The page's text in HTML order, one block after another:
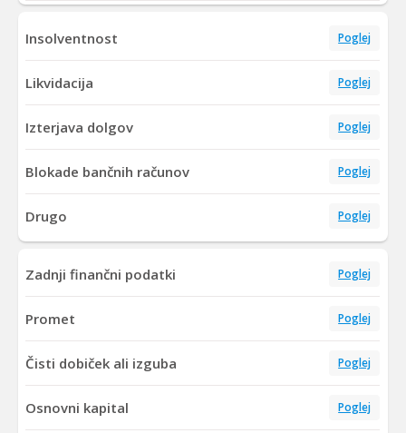
Insolventnost Poglej
Likvidacija Poglej
Izterjava dolgov Poglej
Blokade bančnih računov Poglej
Drugo Poglej
Zadnji finančni podatki Poglej
Promet Poglej
Čisti dobiček ali izguba Poglej
Osnovni kapital Poglej